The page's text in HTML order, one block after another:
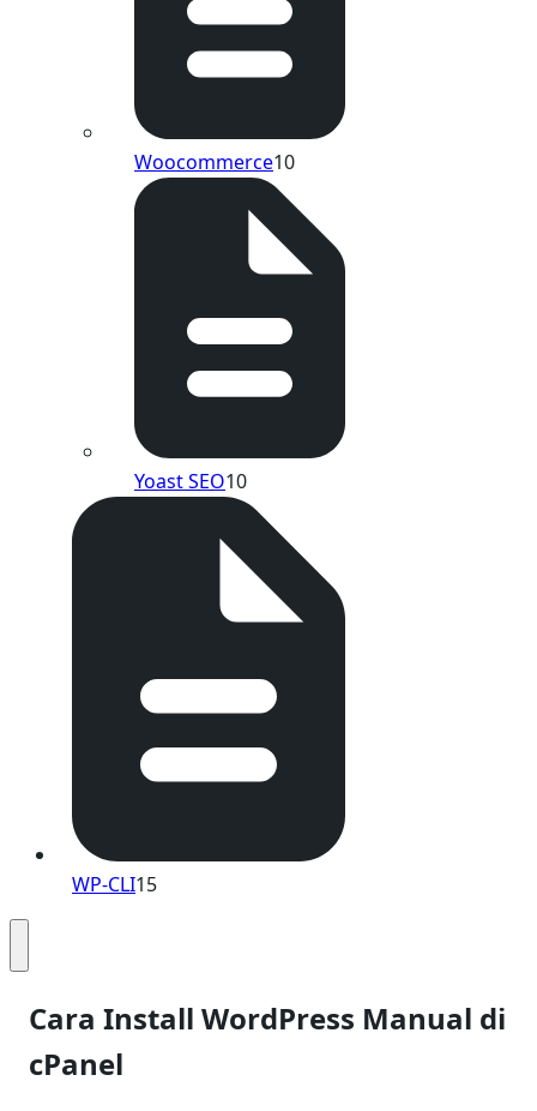
Woocommerce10
Yoast SEO10
WP-CLI15
Cara Install WordPress Manual di
cPanel